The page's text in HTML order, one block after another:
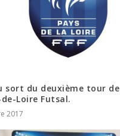
sort du deuxième tour
de-Loire Futsal.
2017